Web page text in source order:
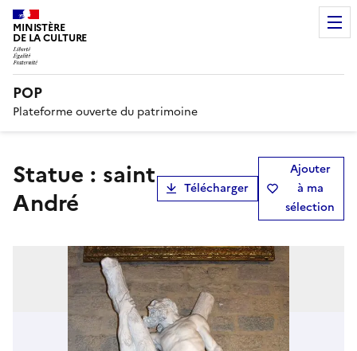
MINISTÈRE
DE LA CULTURE
POP
Plateforme ouverte du patrimoine
statue : saint
André
Télécharger
Ajouter
à ma
sélection